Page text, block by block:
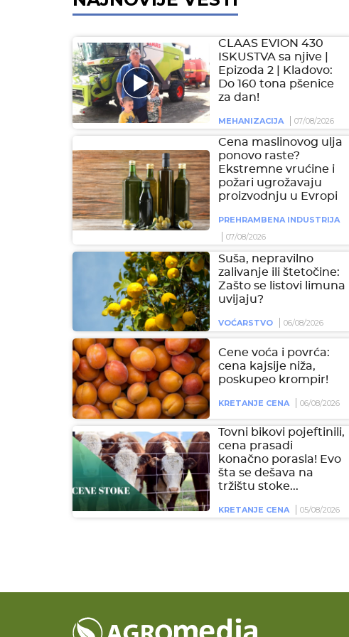
CLAAS EVION 430
ISKUSTVA sa njive |
Epizoda 2 | Kladovo:
Do 160 tona pšenice
za dan!
MEHANIZACIJA 07/08/2026
Cena maslinovog ulja
ponovo raste?
Ekstremne vrućine i
požari ugrožavaju
proizvodnju u Evropi
PREHRAMBENA INDUSTRIJA
07/08/2026
Suša, nepravilno
zalivanje ili štetočine:
Zašto se listovi limuna
uvijaju?
VOĆARSTVO 06/08/2026
Cene voća i povrća:
cena kajsije niža,
poskupeo krompir!
KRETANJE CENA 06/08/2026
Tovni bikovi pojeftinili,
cena prasadi
konačno porasla! Evo
šta se dešava na
tržištu stoke...
KRETANJE CENA 05/08/2026